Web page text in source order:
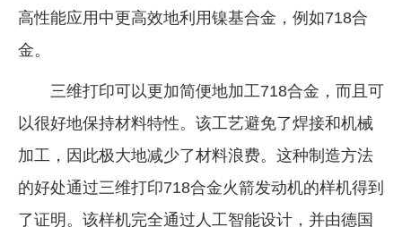
高性能应用中更高效地利用镍基合金，例如718合
金。
三维打印可以更加简便地加工718合金，而且可
以很好地保持材料特性。该工艺避免了焊接和机械
加工，因此极大地减少了材料浪费。这种制造方法
的好处通过三维打印718合金火箭发动机的样机得到
了证明。该样机完全通过人工智能设计，并由德国